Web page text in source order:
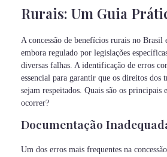
Rurais: Um Guia
A concessão de benefícios rurais no Brasil
embora regulado por legislações
diversas falhas. A identificação de erros
essencial para garantir que os direitos dos
sejam respeitados. Quais são os principais
ocorrer?
Documentação
Um dos erros mais frequentes na